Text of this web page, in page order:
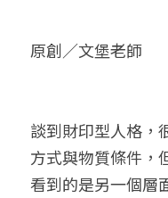
好書推廌
自我挑戰
八字高階班
五行計算初階班
五行計算高階班
八字批命
科學八字推理3
輕鬆學會科學
上課預約
FB粉絲頁
搜索
繁體中文
0938617837
原創／文堡老師
談到財印型人格，
方式與物質條件，
看到的是另一個層